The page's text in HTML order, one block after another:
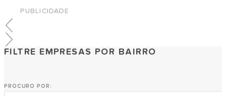
PUBLICIDADE
FILTRE EMPRESAS POR BAIRRO
PROCURO POR: